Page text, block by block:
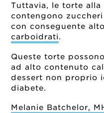
Tuttavia, le torte
contengono
con conseguente
carboidrati.
Queste torte
ad alto contenuto
dessert non proprio
diabete.
Melanie Batchelor,